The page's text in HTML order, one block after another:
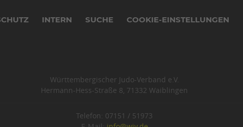
INTERN SUCHE COOKIE-EINSTELLUNGEN
Württembergischer Judo-Verband e.V.
Hermann-Hess-Straße 8, 71332 Waiblingen
Telefon: 07151 / 51973